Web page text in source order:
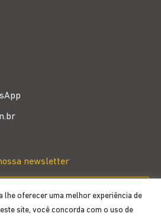
lhe oferecer uma melhor experiência de
site, você concorda com o uso de
newsletter